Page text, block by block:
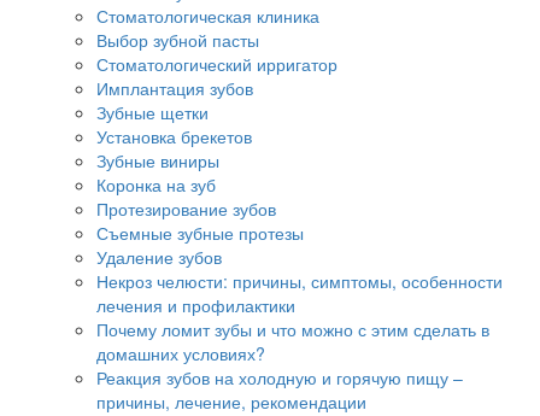
Стоматологическая клиника
Выбор зубной пасты
Стоматологический ирригатор
Имплантация зубов
Зубные щетки
Установка брекетов
Зубные виниры
Коронка на зуб
Протезирование зубов
Съемные зубные протезы
Удаление зубов
Некроз челюсти: причины, симптомы, особенности
лечения и профилактики
Почему ломит зубы и что можно с этим сделать в
домашних условиях?
Реакция зубов на холодную и горячую пищу –
причины, лечение, рекомендации